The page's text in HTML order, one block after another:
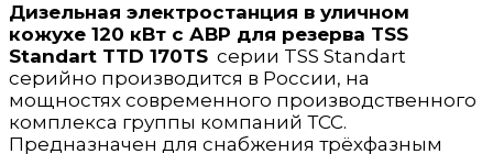
Дизельная электростанция в уличном
кожухе 120 кВт с АВР для резерва TSS
Standart TTD 170TS серии TSS Standart
серийно производится в России, на
мощностях современного производственного
комплекса группы компаний ТСС.
Предназначен для снабжения трёхфазным